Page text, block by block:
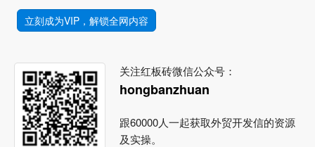
立刻成为VIP，解锁全网内容
关注红板砖微信公众号：
hongbanzhuan
跟60000人一起获取外贸开发信的资源
及实操。